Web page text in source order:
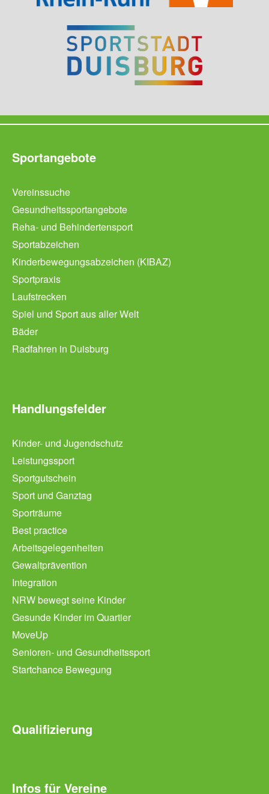
Sportangebote
Vereinssuche
Gesundheitssportangebote
Reha- und Behindertensport
Sportabzeichen
Kinderbewegungsabzeichen (KIBAZ)
Sportpraxis
Laufstrecken
Spiel und Sport aus aller Welt
Bäder
Radfahren in Duisburg
Handlungsfelder
Kinder- und Jugendschutz
Leistungssport
Sportgutschein
Sport und Ganztag
Sporträume
Best practice
Arbeitsgelegenheiten
Gewaltprävention
Integration
NRW bewegt seine Kinder
Gesunde Kinder im Quartier
MoveUp
Senioren- und Gesundheitssport
Startchance Bewegung
Qualifizierung
Infos für Vereine